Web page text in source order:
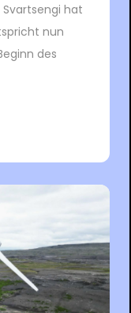
hat
nun
des